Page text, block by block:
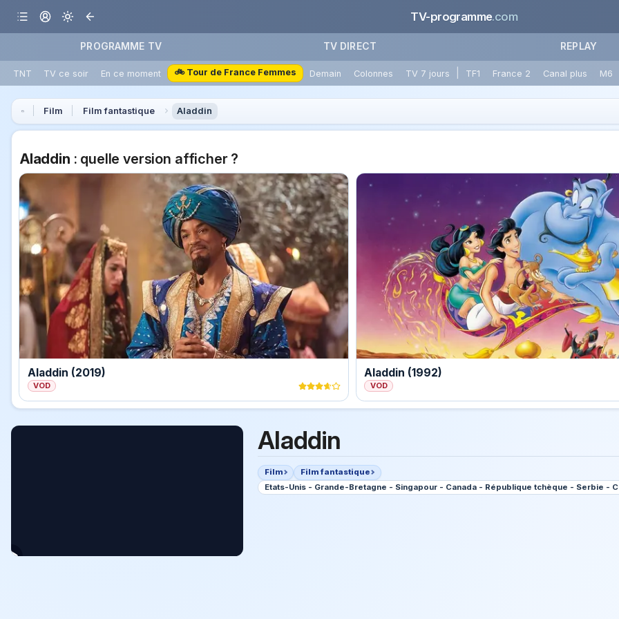
TV-programme.com
PROGRAMME TV TV DIRECT REPLAY
TNT TV ce soir En ce moment 🚲 Tour de France Femmes Demain Colonnes TV 7 jours TF1 France 2 Canal plus M6
Film Film fantastique Aladdin
Aladdin : quelle version afficher ?
Aladdin (2019)
VOD
Aladdin (1992)
VOD
Aladdin
Film
Film fantastique
Etats-Unis - Grande-Bretagne - Singapour - Canada - République tchèque - Serbie -